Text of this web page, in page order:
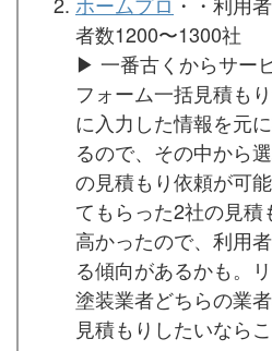
者数1200〜1300社
▶︎ 一番古くからサー
フォーム一括見積も
に入力した情報を元
るので、その中から
の見積もり依頼が可
てもらった2社の見積
高かったので、利用
る傾向があるかも。
塗装業者どちらの業
見積もりしたいならこ